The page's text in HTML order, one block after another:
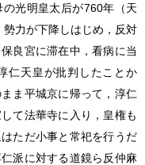
光明皇太后が760年（天
力が下降しはじめ，反対
良宮に滞在中，看病に当
仁天皇が批判したことか
ま平城京に帰って，淳仁
て法華寺に入り，皇権も
ただ小事と常祀を行うだ
派に対する道鏡ら反仲麻